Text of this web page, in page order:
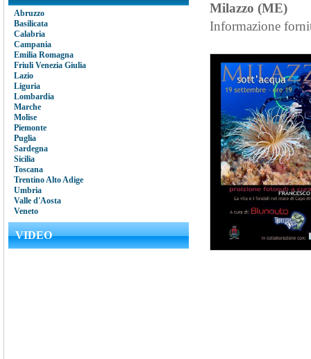
Abruzzo
Basilicata
Calabria
Campania
Emilia Romagna
Friuli Venezia Giulia
Lazio
Liguria
Lombardia
Marche
Molise
Piemonte
Puglia
Sardegna
Sicilia
Toscana
Trentino Alto Adige
Umbria
Valle d'Aosta
Veneto
VIDEO
Milazzo (ME)
Informazione